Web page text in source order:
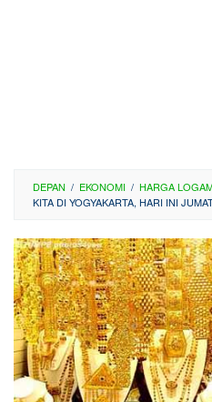
DEPAN / EKONOMI / HARGA
KITA DI YOGYAKARTA, HARI INI